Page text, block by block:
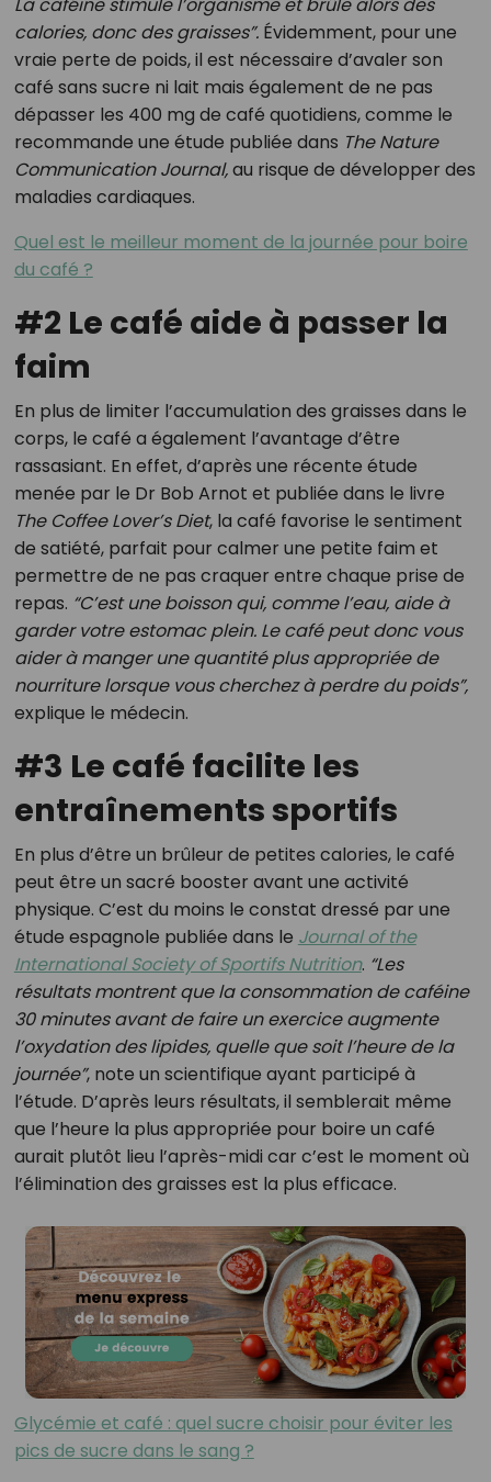
La caféine stimule l’organisme et brûle alors des
calories, donc des graisses”.Évidemment, pour une
vraie perte de poids, il est nécessaire d’avaler son
café sans sucre ni lait mais également de ne pas
dépasser les 400 mg de café quotidiens, comme le
recommande une étude publiée dans The Nature
Communication Journal,au risque de développer des
maladies cardiaques.
Quel est le meilleur moment de la journée pour boire
du café ?
#2 Le café aide à passer la
faim
En plus de limiter l’accumulation des graisses dans le
corps, le café a également l’avantage d’être
rassasiant. En effet, d’après une récente étude
menée par le Dr Bob Arnot et publiée dans le livre
The Coffee Lover’s Diet, la café favorise le sentiment
de satiété, parfait pour calmer une petite faim et
permettre de ne pas craquer entre chaque prise de
repas. “C’est une boisson qui, comme l’eau, aide à
garder votre estomac plein. Le café peut donc vous
aider à manger une quantité plus appropriée de
nourriture lorsque vous cherchez à perdre du poids”,
explique le médecin.
#3 Le café facilite les
entraînements sportifs
En plus d’être un brûleur de petites calories, le café
peut être un sacré booster avant une activité
physique. C’est du moins le constat dressé par une
étude espagnole publiée dans le Journal of the
International Society of Sportifs Nutrition. “Les
résultats montrent que la consommation de caféine
30 minutes avant de faire un exercice augmente
l’oxydation des lipides, quelle que soit l’heure de la
journée”, note un scientifique ayant participé à
l’étude. D’après leurs résultats, il semblerait même
que l’heure la plus appropriée pour boire un café
aurait plutôt lieu l’après-midi car c’est le moment où
l’élimination des graisses est la plus efficace.
Glycémie et café : quel sucre choisir pour éviter les
pics de sucre dans le sang ?